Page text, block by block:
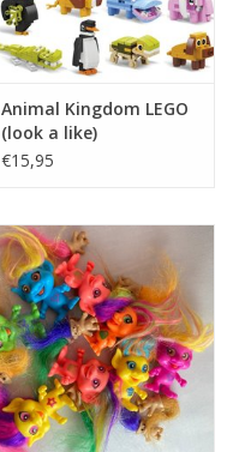
Animal Kingdom LEGO
(look a like)
€15,95